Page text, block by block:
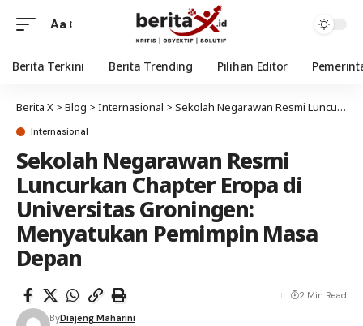
Aa
Berita Terkini Berita Trending Pilihan Editor
Berita X > Blog > Internasional > Sekolah Negarawan Resmi Luncurkan Chapter Eropa di Universitas Groningen: Menyatukan Pemimpin Masa Depan
Internasional
Sekolah Negarawan Resmi
Luncurkan Chapter Eropa di
Universitas Groningen:
Menyatukan Pemimpin Masa
Depan
ByDiajeng Maharini
2 Min Read